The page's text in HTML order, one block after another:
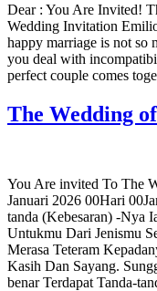
Dear : You Are Invited!
Wedding Invitation
happy marriage is not so
you deal with
perfect couple comes
The Wedding
You Are invited To The
Januari 2026 00Hari
tanda (Kebesaran) -Nya
Untukmu Dari Jenismu
Merasa Teteram
Kasih Dan Sayang.
benar Terdapat Tanda-